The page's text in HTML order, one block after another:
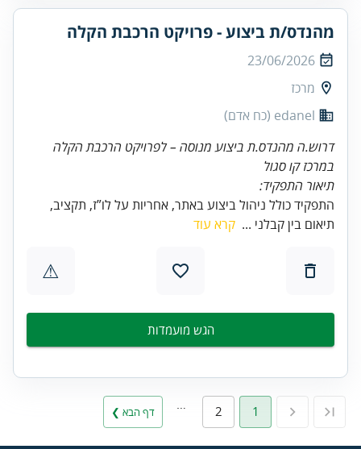
מהנדס/ת ביצוע - פרויקט הרכבת הקלה
23/06/2026
מרכז
edanel (כח אדם)
דרוש.ה מהנדס.ת ביצוע מנוסה – לפרויקט הרכבת הקלה
במרכז קו סגול
תיאור התפקיד:
התפקיד כולל ניהול ביצוע באתר, אחריות על לו”ז, תקציב,
תיאום בין קבלני ... קרא עוד
⚠
הגש מועמדות
1
2 דף הבא ❯